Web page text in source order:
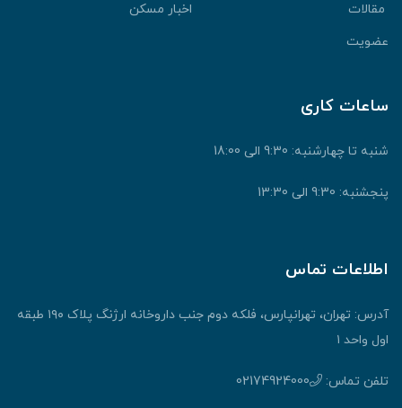
مقالات
اخبار مسکن
عضویت
ساعات کاری
شنبه تا چهارشنبه: 9:30 الی 18:00
پنجشنبه: 9:30 الی 13:30
اطلاعات تماس
آدرس: تهران، تهرانپارس، فلکه دوم جنب داروخانه ارژنگ پلاک ۱۹۰ طبقه
اول واحد ۱
تلفن تماس: 02174924000